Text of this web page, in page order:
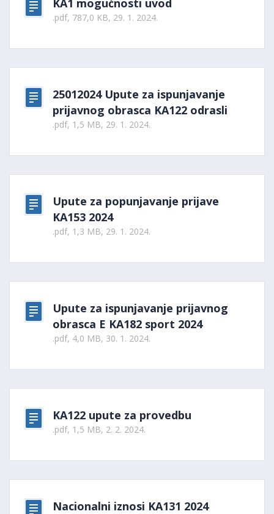
KA1 mogućnosti uvod
.pdf, 787,0 KB, 29. 1. 2024.
25012024 Upute za ispunjavanje
prijavnog obrasca KA122 odrasli
.pdf, 1,5 MB, 29. 1. 2024.
Upute za popunjavanje prijave
KA153 2024
.pdf, 1,3 MB, 29. 1. 2024.
Upute za ispunjavanje prijavnog
obrasca E KA182 sport 2024
.pdf, 4,0 MB, 30. 1. 2024.
KA122 upute za provedbu
.pdf, 1,5 MB, 2. 2. 2024.
Nacionalni iznosi KA131 2024